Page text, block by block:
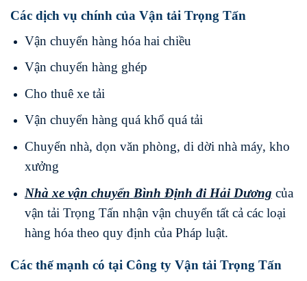
Các dịch vụ chính của Vận tải Trọng Tấn
Vận chuyển hàng hóa hai chiều
Vận chuyển hàng ghép
Cho thuê xe tải
Vận chuyển hàng quá khổ quá tải
Chuyển nhà, dọn văn phòng, di dời nhà máy, kho
xưởng
Nhà xe vận chuyển Bình Định đi Hải Dương của
vận tải Trọng Tấn nhận vận chuyển tất cả các loại
hàng hóa theo quy định của Pháp luật.
Các thế mạnh có tại Công ty Vận tải Trọng Tấn